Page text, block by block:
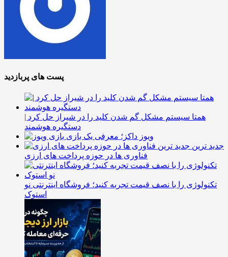
پست های پربازدید
همتا سیستم مشکل گم شدن کلید را در شیراز حل کرد |
دستگیره هوشمند
ویوز داکز؛ معرفی یک بازی
جدید ترین
فناوری ها در حوزه پرداخت های ارزی
تکنولوژی را با نصف قیمت تجربه کنید؛ فروشگاه اینترنتی نو
استوک